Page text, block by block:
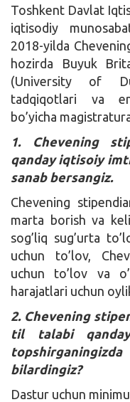
Toshkent Davlat
iqtisodiy
2018-yilda
hozirda Buyuk
(University of
tadqiqotlari va
bo’yicha
1. Chevening
qanday iqtisoiy
sanab bersangiz.
Chevening
marta borish va
sog’liq sug’urta
uchun to’lov,
uchun to’lov va
harajatlari uchun
2. Chevening
til talabi
bilardingiz?
Dastur uchun